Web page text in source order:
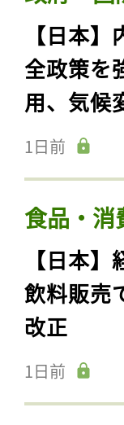
【日本
全政策を
用、気候
1日前
食品・消
【日本
飲料販売
改正
1日前